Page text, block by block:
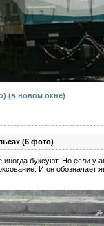
(в новом окне)
(6 фото)
буксуют. Но если у
И он обозначает